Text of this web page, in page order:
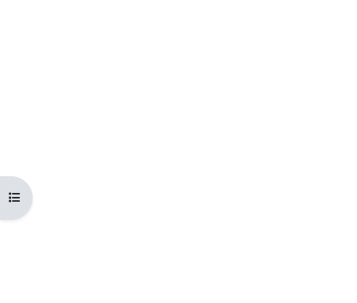
Открыть оглавление курса